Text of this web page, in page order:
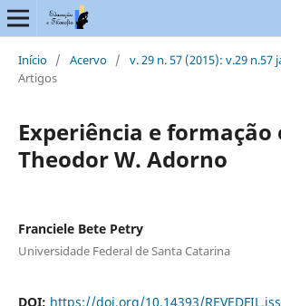
Início / Acervo / v. 29 n. 57 (2015): v.29 n.57
Artigos
Experiência e formação
Theodor W. Adorno
Franciele Bete Petry
Universidade Federal de Santa Catarina
DOI: https://doi.org/10.14393/